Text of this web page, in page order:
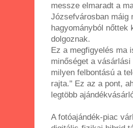
messze elmaradt a
Józsefvárosban máig
hagyományból nőttek
dolgoznak.
Ez a megfigyelés ma
minőséget a
milyen felbontású a
rajta." Ez az a pont,
legtöbb
A fotóajándék-piac